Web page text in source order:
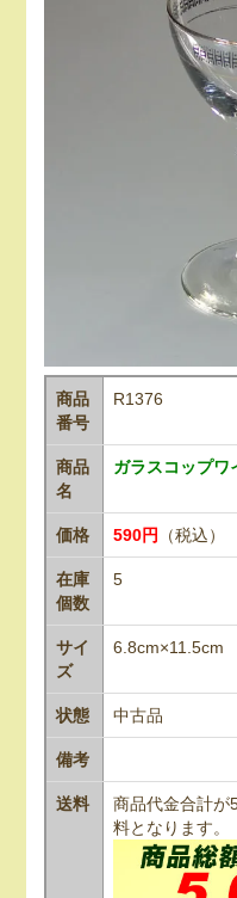
商品
番号
R1376
商品
名
ガラスコップワ
価格 590円 （税込）
在庫
個数
5
サイ
ズ
6.8cm×11.5cm
状態 中古品
備考
送料
商品代金合計が
料となります。